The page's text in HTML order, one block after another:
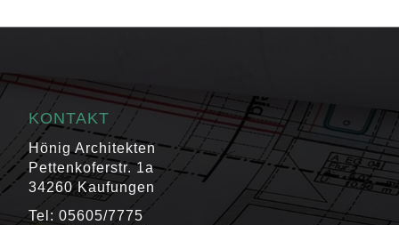
KONTAKT
Hönig Architekten
Pettenkoferstr. 1a
34260 Kaufungen
Tel: 05605/7775